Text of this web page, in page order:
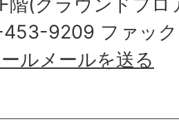
453-9209 ファッ
ルメールを送る